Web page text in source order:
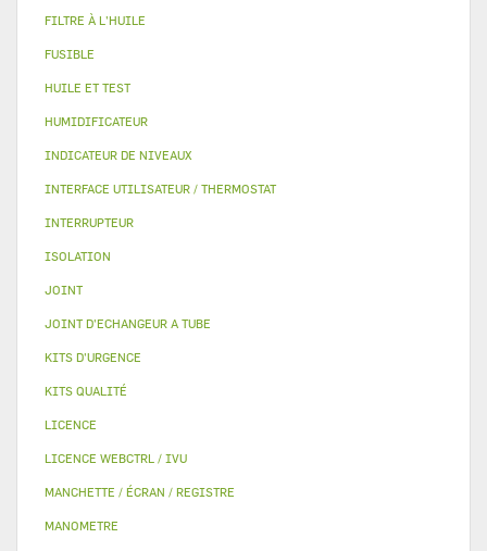
FILTRE À L'HUILE
FUSIBLE
HUILE ET TEST
HUMIDIFICATEUR
INDICATEUR DE NIVEAUX
INTERFACE UTILISATEUR / THERMOSTAT
INTERRUPTEUR
ISOLATION
JOINT
JOINT D'ECHANGEUR A TUBE
KITS D'URGENCE
KITS QUALITÉ
LICENCE
LICENCE WEBCTRL / IVU
MANCHETTE / ÉCRAN / REGISTRE
MANOMETRE